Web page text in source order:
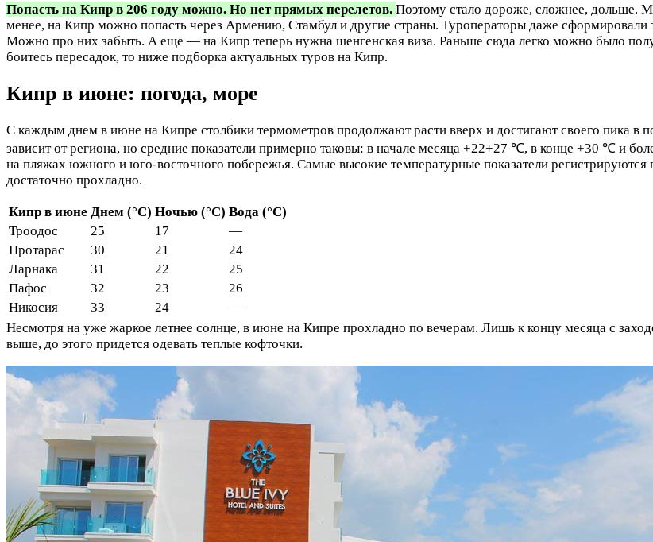
Попасть на Кипр в 206 году можно. Но нет прямых перелетов. Поэтому стало дороже, сложнее, дольше.
менее, на Кипр можно попасть через Армению, Стамбул и другие страны. Туроператоры даже
Можно про них забыть. А еще — на Кипр теперь нужна шенгенская виза. Раньше сюда легко можно было
боитесь пересадок, то ниже подборка актуальных туров на Кипр.
Кипр в июне: погода, море
С каждым днем в июне на Кипре столбики термометров продолжают расти вверх и достигают своего пика в
зависит от региона, но средние показатели примерно таковы: в начале месяца +22+27 ℃, в конце +30 ℃ и
на пляжах южного и юго-восточного побережья. Самые высокие температурные показатели
достаточно прохладно.
Кипр в июне Днем (°C) Ночью (°C) Вода (°C)
Троодос
25 17
—
Протарас
30 21
24
Ларнака
31 22
25
Пафос
32 23
26
Никосия
33 24
—
Несмотря на уже жаркое летнее солнце, в июне на Кипре прохладно по вечерам. Лишь к концу месяца с
выше, до этого придется одевать теплые кофточки.